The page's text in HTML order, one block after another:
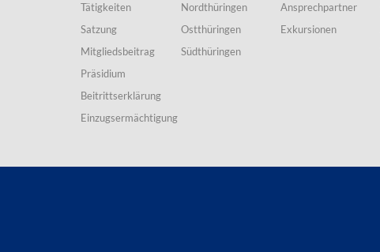
Tätigkeiten
Satzung
Mitgliedsbeitrag
Präsidium
Beitrittserklärung
Einzugsermächtigung
Nordthüringen
Ostthüringen
Südthüringen
Ansprechpartner
Exkursionen